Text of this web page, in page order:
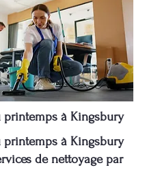
printemps à Kingsbury
printemps à Kingsbury
de nettoyage par